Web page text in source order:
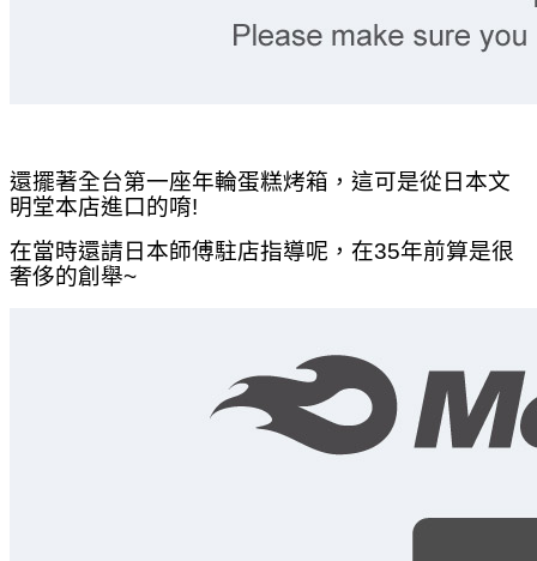
還擺著全台第一座年輪蛋糕烤箱，這可是從日本文
明堂本店進口的唷!
在當時還請日本師傅駐店指導呢，在35年前算是很
奢侈的創舉~